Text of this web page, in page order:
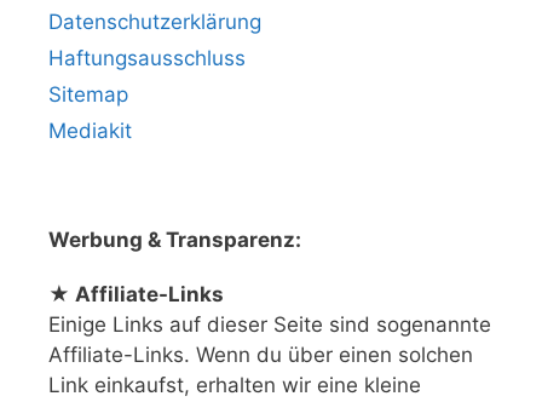
Datenschutzerklärung
Haftungsausschluss
Sitemap
Mediakit
Werbung & Transparenz:
★ Affiliate-Links
Einige Links auf dieser Seite sind sogenannte
Affiliate-Links. Wenn du über einen solchen
Link einkaufst, erhalten wir eine kleine